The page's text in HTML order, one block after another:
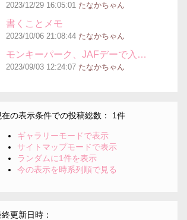
2023/12/29 16:05:01 たなかちゃん
書くことメモ
2023/10/06 21:08:44 たなかちゃん
モンキーパーク、JAFデーで入…
2023/09/03 12:24:07 たなかちゃん
在の表示条件での投稿総数： 1件
ギャラリーモードで表示
サイトマップモードで表示
ランダムに1件を表示
今の表示を時系列順で見る
更新日時：